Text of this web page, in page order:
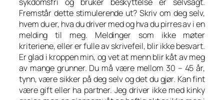
Fremstår dette stimulerende ut? Skriv om deg selv,
hvem du er, hva du driver med og hva du pirres av i en
melding til meg. Meldinger som ikke møter
kriteriene, eller er fulle av skrivefeil, blir ikke besvart.
Er glad i kroppen min, og vet at menn blir kåt av meg
av mange grunner. Du må være mellom 30 – 45 år,
tynn, være sikker på deg selv og det du gjør. Kan fint
være gift eller ha partner. Jeg driver ikke med kinky